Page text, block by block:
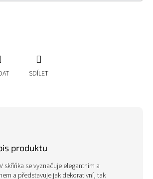
SDÍLET
produktu
skříňka se vyznačuje elegantním a
a představuje jak dekorativní, tak